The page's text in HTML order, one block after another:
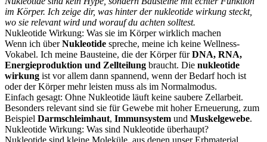
im Körper. Ich zeige dir, was hinter der nukleotide wirkung steckt,
wo sie relevant wird und worauf du achten solltest.
Nukleotide Wirkung: Was sie im Körper wirklich machen
Wenn ich überNukleotide spreche, meine ich keine Wellness-
Vokabel. Ich meine Bausteine, die der Körper fürDNA, RNA,
Energieproduktion und Zellteilung braucht. Die nukleotide
wirkung ist vor allem dann spannend, wenn der Bedarf hoch ist
oder der Körper mehr leisten muss als im Normalmodus.
Einfach gesagt: Ohne Nukleotide läuft keine saubere Zellarbeit.
Besonders relevant sind sie für Gewebe mit hoher Erneuerung, zum
Beispiel Darmschleimhaut, Immunsystem und Muskelgewebe.
Nukleotide Wirkung: Was sind Nukleotide überhaupt?
Nukleotide sind kleine Moleküle, aus denen unser Erbmaterial